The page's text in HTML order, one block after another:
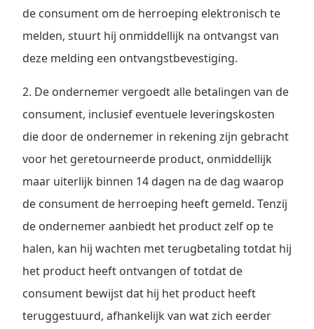
de consument om de herroeping elektronisch te
melden, stuurt hij onmiddellijk na ontvangst van
deze melding een ontvangstbevestiging.
2. De ondernemer vergoedt alle betalingen van de
consument, inclusief eventuele leveringskosten
die door de ondernemer in rekening zijn gebracht
voor het geretourneerde product, onmiddellijk
maar uiterlijk binnen 14 dagen na de dag waarop
de consument de herroeping heeft gemeld. Tenzij
de ondernemer aanbiedt het product zelf op te
halen, kan hij wachten met terugbetaling totdat hij
het product heeft ontvangen of totdat de
consument bewijst dat hij het product heeft
teruggestuurd, afhankelijk van wat zich eerder